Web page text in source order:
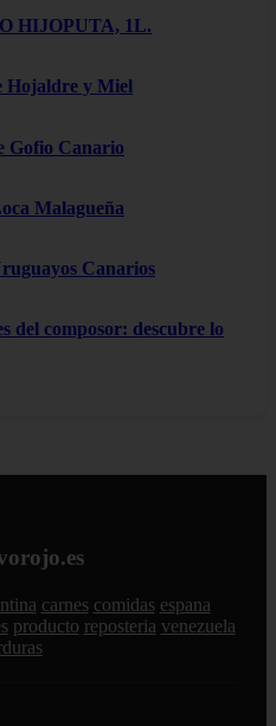
HIJOPUTA, 1L.
Hojaldre y Miel
Gofio Canario
Malagueña
Canarios
del composor: descubre lo
carnes comidas espana
producto reposteria venezuela